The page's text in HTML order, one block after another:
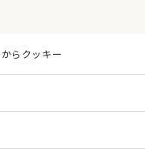
らクッキー